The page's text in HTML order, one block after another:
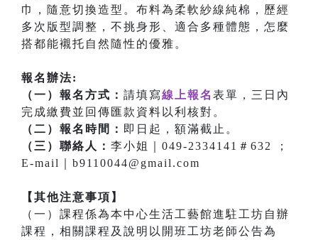
巾，隨意切換造型。布料為柔軟紗線純棉，歷經
多次版型調整，不挑身形、適合多種體態，怎麼
搭都能襯托自然隨性的優雅。
報名辦法:
（一）報名方式： 請填寫線上報名 表單，三日內
完成繳費並回傳匯款資料以利核對。
（二）報名時間： 即日起，額滿截止。
（三）聯絡人： 李小姐｜049-2334141＃632 ；
E-mail｜b9110044@gmail.com
【其他注意事項】
（一）課程係為本中心生活工藝館進駐工坊自辦
課程，相關課程及說明以開班工坊老師公告為